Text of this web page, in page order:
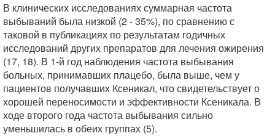
В клинических исследованиях суммарная частота
выбываний была низкой (2 - 35%), по сравнению с
таковой в публикациях по результатам годичных
исследований других препаратов для лечения ожирения
(17, 18). В 1-й год наблюдения частота выбывания
больных, принимавших плацебо, была выше, чем у
пациентов получавших Ксеникал, что свидетельствует о
хорошей переносимости и эффективности Ксеникала. В
ходе второго года частота выбывания сильно
уменьшилась в обеих группах (5).